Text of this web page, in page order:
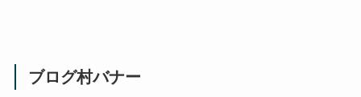
ブログ村バナー